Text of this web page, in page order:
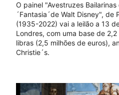
O painel "Avestruzes
´Fantasia´de Walt Disney", de
(1935-2022) vai a leilão a 13
Londres, com uma base de 2,2
libras (2,5 milhões de euros),
Christie´s.